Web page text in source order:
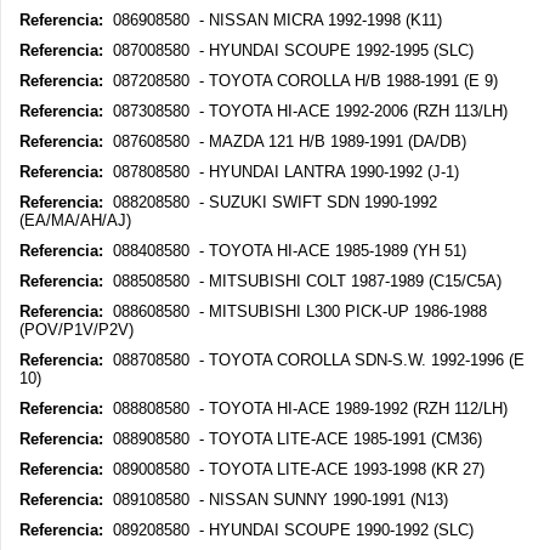
Referencia: 086908580 - NISSAN MICRA 1992-1998 (K11)
Referencia: 087008580 - HYUNDAI SCOUPE 1992-1995 (SLC)
Referencia: 087208580 - TOYOTA COROLLA H/B 1988-1991 (E 9)
Referencia: 087308580 - TOYOTA HI-ACE 1992-2006 (RZH 113/LH)
Referencia: 087608580 - MAZDA 121 H/B 1989-1991 (DA/DB)
Referencia: 087808580 - HYUNDAI LANTRA 1990-1992 (J-1)
Referencia: 088208580 - SUZUKI SWIFT SDN 1990-1992
(EA/MA/AH/AJ)
Referencia: 088408580 - TOYOTA HI-ACE 1985-1989 (YH 51)
Referencia: 088508580 - MITSUBISHI COLT 1987-1989 (C15/C5A)
Referencia: 088608580 - MITSUBISHI L300 PICK-UP 1986-1988
(POV/P1V/P2V)
Referencia: 088708580 - TOYOTA COROLLA SDN-S.W. 1992-1996 (E
10)
Referencia: 088808580 - TOYOTA HI-ACE 1989-1992 (RZH 112/LH)
Referencia: 088908580 - TOYOTA LITE-ACE 1985-1991 (CM36)
Referencia: 089008580 - TOYOTA LITE-ACE 1993-1998 (KR 27)
Referencia: 089108580 - NISSAN SUNNY 1990-1991 (N13)
Referencia: 089208580 - HYUNDAI SCOUPE 1990-1992 (SLC)